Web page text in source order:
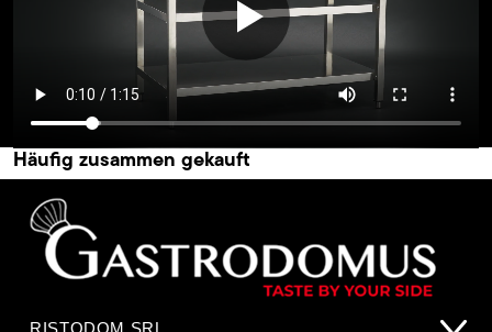
Häufig zusammen gekauft